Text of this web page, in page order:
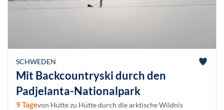
SCHWEDEN
Mit Backcountryski durch den
Padjelanta-Nationalpark
9 Tagevon Hütte zu Hütte durch die arktische Wildnis